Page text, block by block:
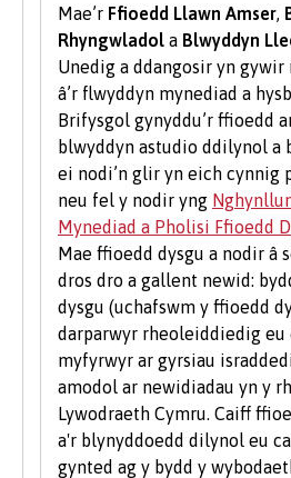
flwyddyn.
Menter
Mae tîm Byddwch Fentrus
amrywiaeth o wasanaethau
graddedigion Prifysgol
ddatblygu eu sgiliau menter
ddechrau busnes newydd,
mentora un i un, gweithdai a
ariannu.
Gwirfoddoli i Fyfyrwyr
Mae gwirfoddoli yn brofiad
gwella eich sgiliau a'ch
Dysgwch fwy am gyfleoedd
wefanUndeb y Myfyrwyr
Mae’r Ffioedd Llawn Amser
Rhyngwladol a Blwyddyn
Unedig a ddangosir yn gywir
â’r flwyddyn mynediad a
Brifysgol gynyddu’r ffioedd
blwyddyn astudio ddilynol a
ei nodi’n glir yn eich cynnig
neu fel y nodir yng
Mynediad a Pholisi Ffioedd
Mae ffioedd dysgu a nodir â
dros dro a gallent newid:
dysgu (uchafswm y ffioedd
darparwyr rheoleiddiedig eu
myfyrwyr ar gyrsiau
amodol ar newidiadau yn y
Lywodraeth Cymru. Caiff
a'r blynyddoedd dilynol eu
gynted ag y bydd y